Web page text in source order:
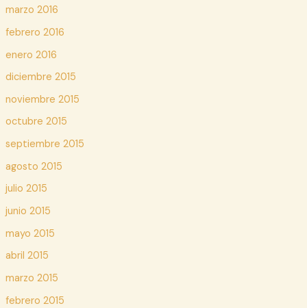
marzo 2016
febrero 2016
enero 2016
diciembre 2015
noviembre 2015
octubre 2015
septiembre 2015
agosto 2015
julio 2015
junio 2015
mayo 2015
abril 2015
marzo 2015
febrero 2015